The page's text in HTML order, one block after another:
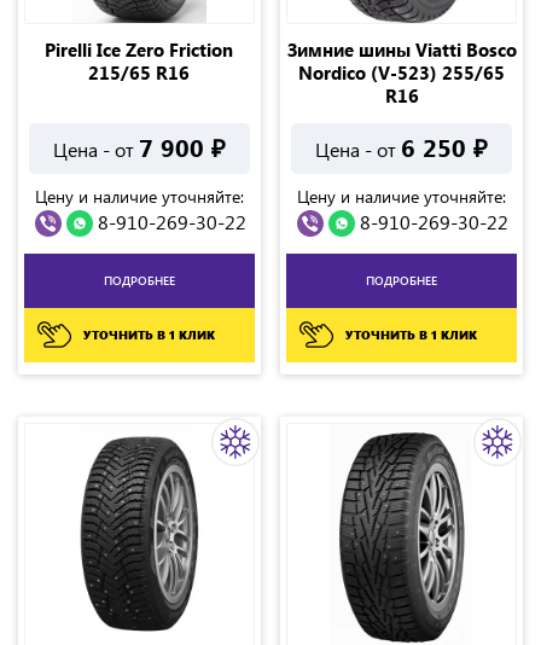
Pirelli Ice Zero Friction
215/65 R16
Цена - от 7 900 ₽
Цену и наличие уточняйте:
8-910-269-30-22
ПОДРОБНЕЕ
УТОЧНИТЬ В 1 КЛИК
Зимние шины Viatti Bosco
Nordico (V-523) 255/65
R16
Цена - от 6 250 ₽
Цену и наличие уточняйте:
8-910-269-30-22
ПОДРОБНЕЕ
УТОЧНИТЬ В 1 КЛИК